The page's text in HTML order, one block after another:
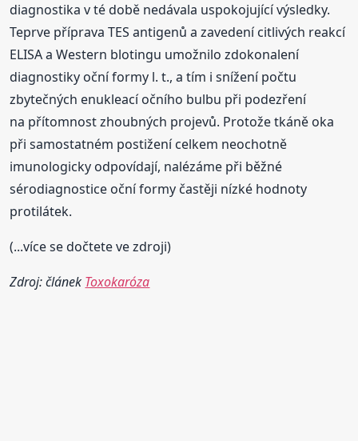
diagnostika v té době nedávala uspokojující výsledky.
Teprve příprava TES antigenů a zavedení citlivých reakcí
ELISA a Western blotingu umožnilo zdokonalení
diagnostiky oční formy l. t., a tím i snížení počtu
zbytečných enukleací očního bulbu při podezření
na přítomnost zhoubných projevů. Protože tkáně oka
při samostatném postižení celkem neochotně
imunologicky odpovídají, nalézáme při běžné
sérodiagnostice oční formy častěji nízké hodnoty
protilátek.
(...více se dočtete ve zdroji)
Zdroj: článek Toxokaróza